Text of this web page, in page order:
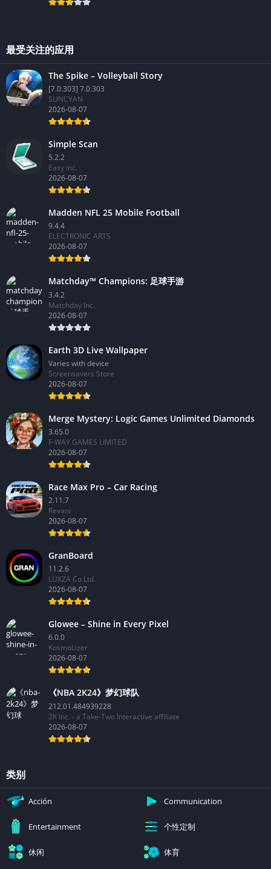
最受关注的应用
The Spike – Volleyball Story
[7.0.303] 7.0.303
SUNCYAN
2026-08-07
Simple Scan
5.2.2
Easy inc.
2026-08-07
Madden NFL 25 Mobile Football
9.4.4
ELECTRONIC ARTS
2026-08-07
Matchday™ Champions: 足球手游
3.4.2
Matchday Inc.
2026-08-07
Earth 3D Live Wallpaper
Varies with device
Screensavers Store
2026-08-07
Merge Mystery: Logic Games Unlimited Diamonds
3.65.0
F-WAY GAMES LIMITED
2026-08-07
Race Max Pro – Car Racing
2.11.7
Revani
2026-08-07
GranBoard
11.2.6
LUXZA Co.Ltd.
2026-08-07
Glowee – Shine in Every Pixel
6.0.0
KosmoLizer
2026-08-07
《NBA 2K24》梦幻球队
212.01.484939228
2K Inc. - a Take-Two Interactive affiliate
2026-08-07
类别
Acción Communication
Entertainment 个性定制
休闲 体育